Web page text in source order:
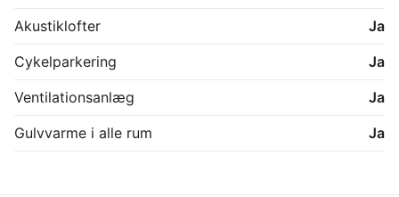
Akustiklofter
Ja
Cykelparkering
Ja
Ventilationsanlæg
Ja
Gulvvarme i alle rum
Ja